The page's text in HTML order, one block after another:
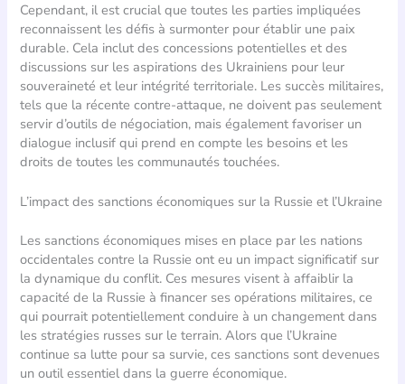
Cependant, il est crucial que toutes les parties impliquées
reconnaissent les défis à surmonter pour établir une paix
durable. Cela inclut des concessions potentielles et des
discussions sur les aspirations des Ukrainiens pour leur
souveraineté et leur intégrité territoriale. Les succès militaires,
tels que la récente contre-attaque, ne doivent pas seulement
servir d’outils de négociation, mais également favoriser un
dialogue inclusif qui prend en compte les besoins et les
droits de toutes les communautés touchées.
L’impact des sanctions économiques sur la Russie et l’Ukraine
Les sanctions économiques mises en place par les nations
occidentales contre la Russie ont eu un impact significatif sur
la dynamique du conflit. Ces mesures visent à affaiblir la
capacité de la Russie à financer ses opérations militaires, ce
qui pourrait potentiellement conduire à un changement dans
les stratégies russes sur le terrain. Alors que l’Ukraine
continue sa lutte pour sa survie, ces sanctions sont devenues
un outil essentiel dans la guerre économique.